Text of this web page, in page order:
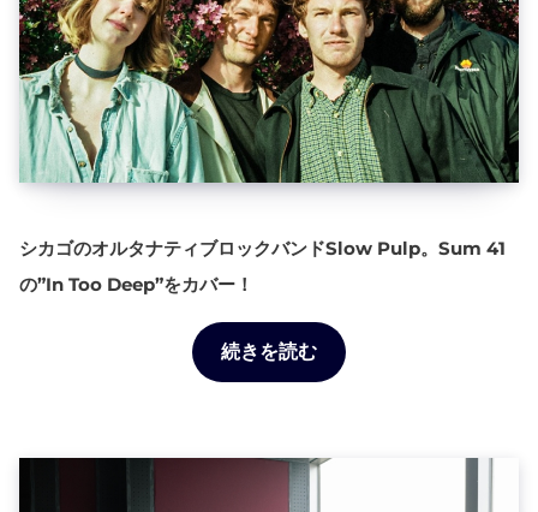
シカゴのオルタナティブロックバンドSlow Pulp。Sum 41
の”In Too Deep”をカバー！
続きを読む